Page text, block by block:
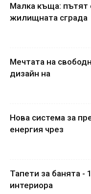
Малка къща: пътят
жилищната сграда
Мечтата на
дизайн на
Нова система за
енергия чрез
Тапети за банята -
интериора